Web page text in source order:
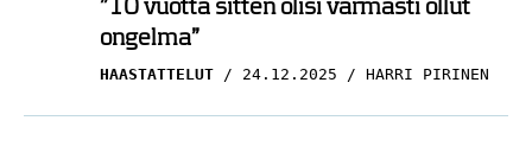
”10 vuotta sitten olisi varmasti ollut
ongelma”
HAASTATTELUT 24.12.2025 HARRI PIRINEN